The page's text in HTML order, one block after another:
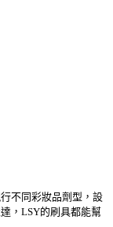
不同彩妝品劑型，設
，LSY的刷具都能幫